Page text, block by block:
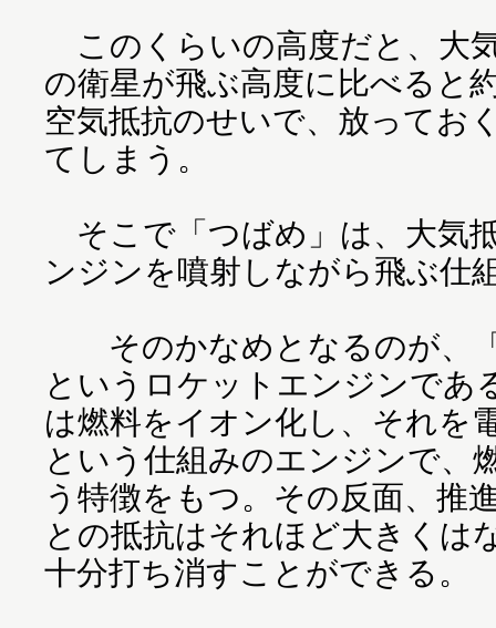
このくらいの高度だと、大
の衛星が飛ぶ高度に比べると
空気抵抗のせいで、放ってお
てしまう。
そこで「つばめ」は、大気
ンジンを噴射しながら飛ぶ仕
そのかなめとなるのが、
というロケットエンジンであ
は燃料をイオン化し、それを
という仕組みのエンジンで、
う特徴をもつ。その反面、推
との抵抗はそれほど大きくは
十分打ち消すことができる。